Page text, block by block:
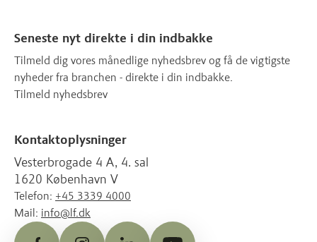
Seneste nyt direkte i din indbakke
Tilmeld dig vores månedlige nyhedsbrev og få de vigtigste
nyheder fra branchen - direkte i din indbakke.
Tilmeld nyhedsbrev
Kontaktoplysninger
Vesterbrogade 4 A, 4. sal
1620 København V
Telefon: +45 3339 4000
Mail: info@lf.dk